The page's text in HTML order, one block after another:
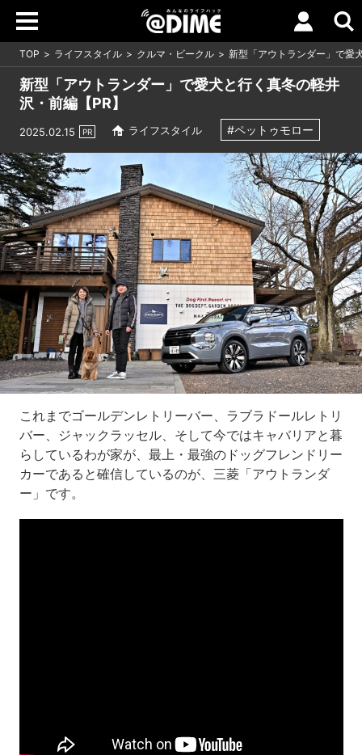
TOP ライフスタイル クルマ・ビークル 新型「アウトランダー」で愛
新型「アウトランダー」で愛犬と行く真冬の軽井
沢・前編【PR】
2025.02.15 PR ライフスタイル #ペットゥモロー
これまでゴールデンレトリーバー、ラブラドールレトリ
バー、ジャックラッセル、そして今ではキャバリアと暮
らしているわが家が、最上・最強のドッグフレンドリー
カーであると確信しているのが、三菱「アウトランダ
ー」です。